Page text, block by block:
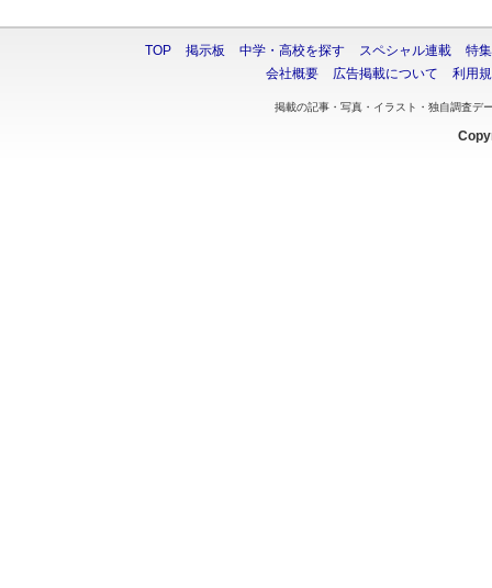
TOP 掲示板 中学・高校を探す スペシャル連載
特集
会社概要
広告掲載について 利用
掲載の記事・写真・イラスト・独自調査デ